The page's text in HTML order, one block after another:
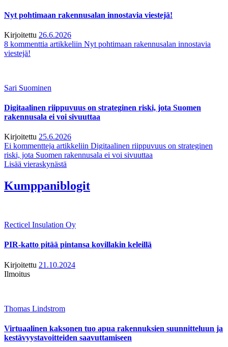
Nyt pohtimaan rakennusalan innostavia viestejä!
Kirjoitettu 26.6.2026
8 kommenttia artikkeliin Nyt pohtimaan rakennusalan innostavia
viestejä!
Sari Suominen
Digitaalinen riippuvuus on strateginen riski, jota Suomen
rakennusala ei voi sivuuttaa
Kirjoitettu 25.6.2026
Ei kommentteja artikkeliin Digitaalinen riippuvuus on strateginen
riski, jota Suomen rakennusala ei voi sivuuttaa
Lisää vieraskynästä
Kumppaniblogit
Recticel Insulation Oy
PIR-katto pitää pintansa kovillakin keleillä
Kirjoitettu 21.10.2024
Ilmoitus
Thomas Lindstrom
Virtuaalinen kaksonen tuo apua rakennuksien suunnitteluun ja
kestävyystavoitteiden saavuttamiseen